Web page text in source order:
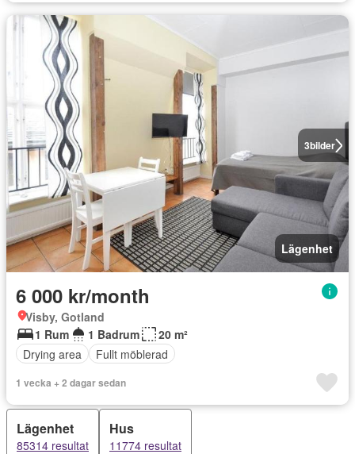
3bilder
Lägenhet
6 000 kr/month
Visby, Gotland
1 Rum
1 Badrum
20 m²
Drying area
Fullt möblerad
1 vecka + 2 dagar sedan
Lägenhet
85314 resultat
Hus
11774 resultat